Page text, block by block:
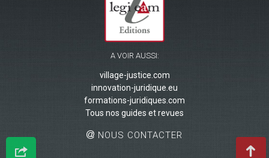
A VOIR AUSSI:
village-justice.com
innovation-juridique.eu
formations-juridiques.com
Tous nos guides et revues
NOUS CONTACTER